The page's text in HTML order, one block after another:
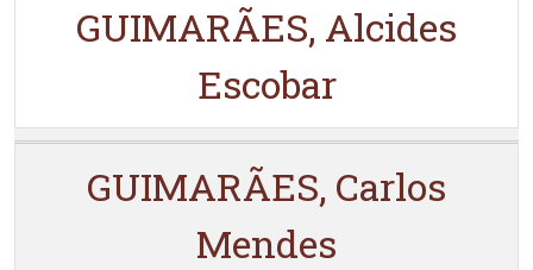
GUIMARÃES, Alcides
Escobar
GUIMARÃES, Carlos
Mendes